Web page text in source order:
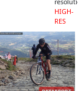
HIGH-
RES